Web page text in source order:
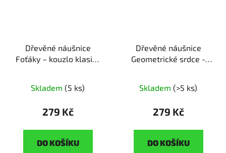
Dřevěné náušnice
Foťáky – kouzlo klasiky
fotografování
Skladem (5 ks)
279 Kč
DO KOŠÍKU
Dřevěné náušnice
Geometrické srdce -
pro milovnice
Skladem (>5 ks)
279 Kč
DO KOŠÍKU